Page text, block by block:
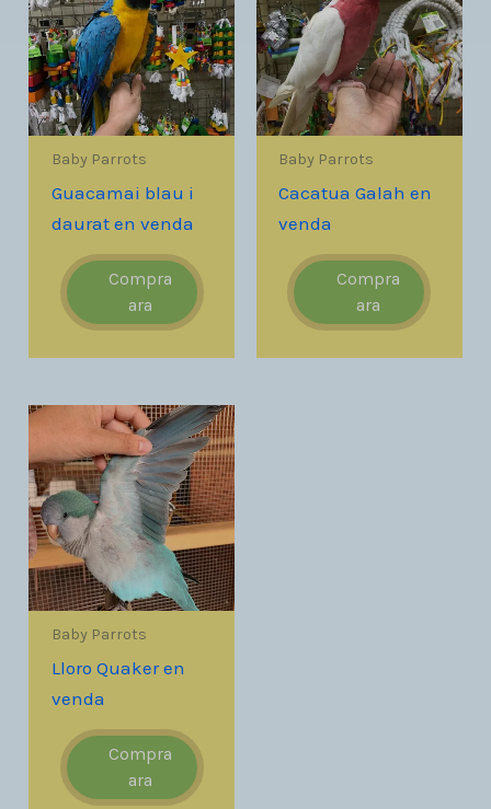
Baby Parrots
Guacamai blau i
daurat en venda
Compra
ara
Baby Parrots
Cacatua Galah en
venda
Compra
ara
Baby Parrots
Lloro Quaker en
venda
Compra
ara